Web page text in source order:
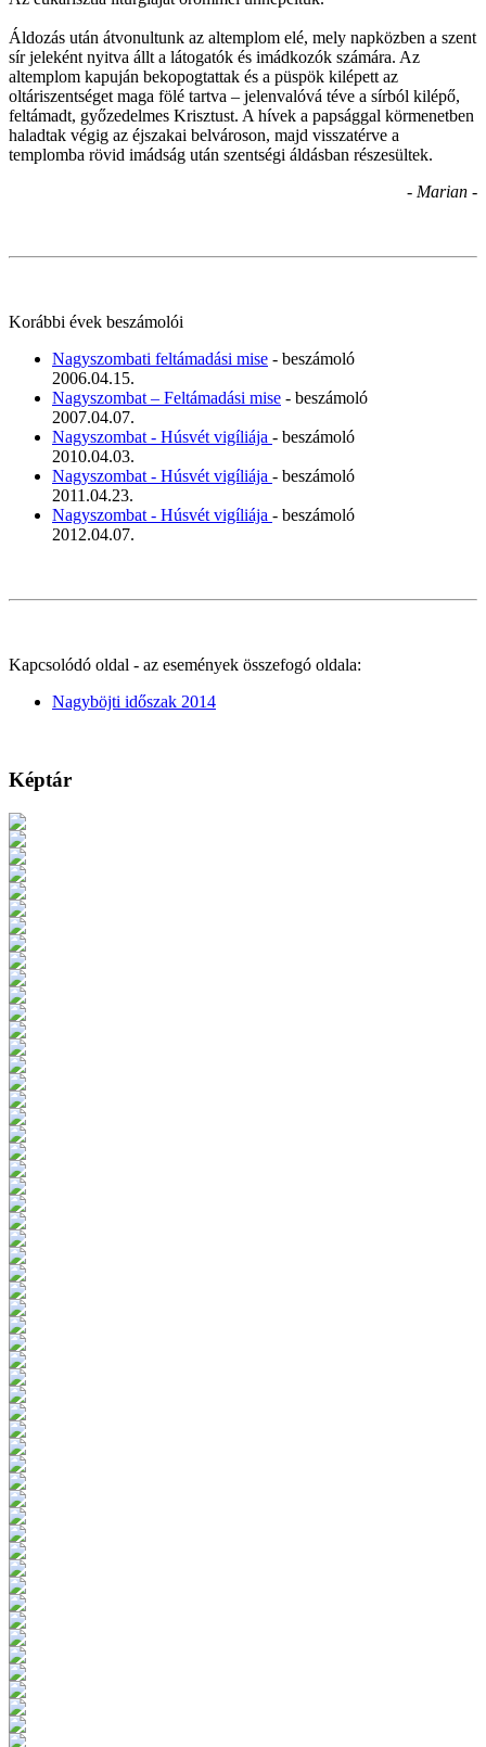
Áldozás után átvonultunk az altemplom elé, mely napközben a szent
sír jeleként nyitva állt a látogatók és imádkozók számára. Az
altemplom kapuján bekopogtattak és a püspök kilépett az
oltáriszentséget maga fölé tartva – jelenvalóvá téve a sírból kilépő,
feltámadt, győzedelmes Krisztust. A hívek a papsággal körmenetben
haladtak végig az éjszakai belvároson, majd visszatérve a
templomba rövid imádság után szentségi áldásban részesültek.
- Marian -
Korábbi évek beszámolói
Nagyszombati feltámadási mise - beszámoló
2006.04.15.
Nagyszombat – Feltámadási mise - beszámoló
2007.04.07.
Nagyszombat - Húsvét vigíliája - beszámoló
2010.04.03.
Nagyszombat - Húsvét vigíliája - beszámoló
2011.04.23.
Nagyszombat - Húsvét vigíliája - beszámoló
2012.04.07.
Kapcsolódó oldal - az események összefogó oldala:
Nagyböjti időszak 2014
Képtár